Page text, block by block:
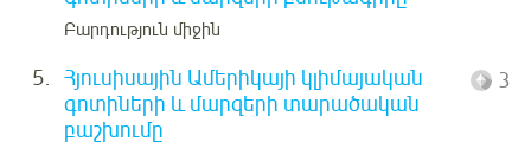
Բարդություն միջին
5. Հյուսիսային Ամերիկայի կլիմայական
գոտիների և մարզերի տարածական
բաշխումը
3